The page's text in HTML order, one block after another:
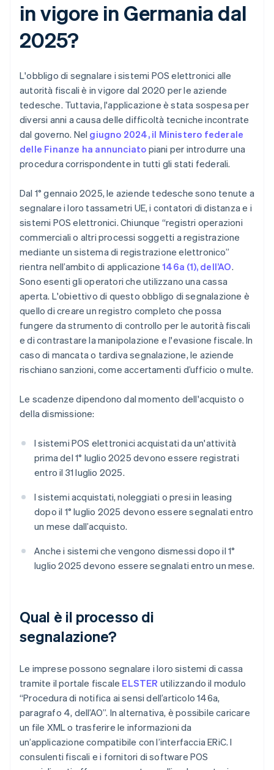
in vigore in Germania dal
2025?
L'obbligo di segnalare i sistemi POS elettronici alle
autorità fiscali è in vigore dal 2020 per le aziende
tedesche. Tuttavia, l'applicazione è stata sospesa per
diversi anni a causa delle difficoltà tecniche incontrate
dal governo. Nel giugno 2024, il Ministero federale
delle Finanze ha annunciato piani per introdurre una
procedura corrispondente in tutti gli stati federali.
Dal 1° gennaio 2025, le aziende tedesche sono tenute a
segnalare i loro tassametri UE, i contatori di distanza e i
sistemi POS elettronici. Chiunque “registri operazioni
commerciali o altri processi soggetti a registrazione
mediante un sistema di registrazione elettronico”
rientra nell’ambito di applicazione146a (1), dell’AO.
Sono esenti gli operatori che utilizzano una cassa
aperta. L'obiettivo di questo obbligo di segnalazione è
quello di creare un registro completo che possa
fungere da strumento di controllo per le autorità fiscali
e di contrastare la manipolazione e l'evasione fiscale. In
caso di mancata o tardiva segnalazione, le aziende
rischiano sanzioni, come accertamenti d’ufficio o multe.
Le scadenze dipendono dal momento dell'acquisto o
della dismissione:
I sistemi POS elettronici acquistati da un'attività
prima del 1° luglio 2025 devono essere registrati
entro il 31 luglio 2025.
I sistemi acquistati, noleggiati o presi in leasing
dopo il 1° luglio 2025 devono essere segnalati entro
un mese dall’acquisto.
Anche i sistemi che vengono dismessi dopo il 1°
luglio 2025 devono essere segnalati entro un mese.
Qual è il processo di
segnalazione?
Le imprese possono segnalare i loro sistemi di cassa
tramite il portale fiscale ELSTER utilizzando il modulo
“Procedura di notifica ai sensi dell’articolo 146a,
paragrafo 4, dell’AO”. In alternativa, è possibile caricare
un file XML o trasferire le informazioni da
un’applicazione compatibile con l’interfaccia ERiC. I
consulenti fiscali e i fornitori di software POS